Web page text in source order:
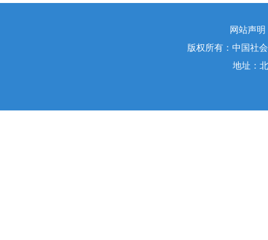
网站声明
版权所有：中国社
地址：